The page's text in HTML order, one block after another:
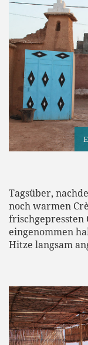
Tagsüber,
noch warmen
frischgepressten
eingenommen
Hitze langsam